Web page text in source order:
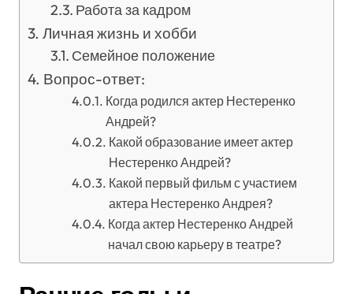
Работа за кадром
Личная жизнь и хобби
Семейное положение
Вопрос-ответ:
Когда родился актер Нестеренко
Андрей?
Какой образование имеет актер
Нестеренко Андрей?
Какой первый фильм с участием
актера Нестеренко Андрея?
Когда актер Нестеренко Андрей
начал свою карьеру в театре?